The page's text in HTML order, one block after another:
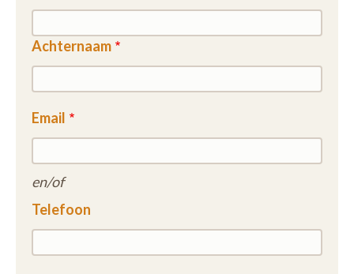
Achternaam
Email
en/of
Telefoon